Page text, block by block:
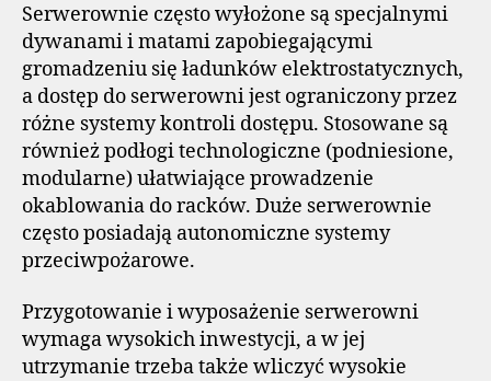
Serwerownie często wyłożone są specjalnymi
dywanami i matami zapobiegającymi
gromadzeniu się ładunków elektrostatycznych,
a dostęp do serwerowni jest ograniczony przez
różne systemy kontroli dostępu. Stosowane są
również podłogi technologiczne (podniesione,
modularne) ułatwiające prowadzenie
okablowania do racków. Duże serwerownie
często posiadają autonomiczne systemy
przeciwpożarowe.
Przygotowanie i wyposażenie serwerowni
wymaga wysokich inwestycji, a w jej
utrzymanie trzeba także wliczyć wysokie